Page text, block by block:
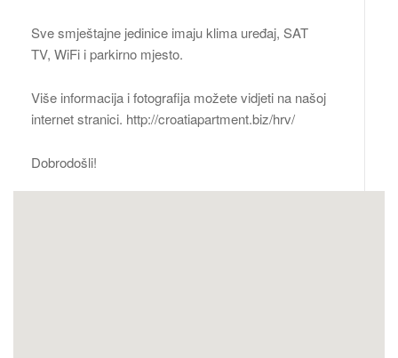
Sve smještajne jedinice imaju klima uređaj, SAT
TV, WiFi i parkirno mjesto.
Više informacija i fotografija možete vidjeti na našoj
internet stranici. http://croatiapartment.biz/hrv/
Dobrodošli!